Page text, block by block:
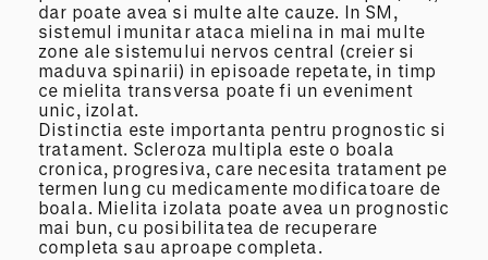
dar poate avea si multe alte cauze. In SM,
sistemul imunitar ataca mielina in mai multe
zone ale sistemului nervos central (creier si
maduva spinarii) in episoade repetate, in timp
ce mielita transversa poate fi un eveniment
unic, izolat.
Distinctia este importanta pentru prognostic si
tratament. Scleroza multipla este o boala
cronica, progresiva, care necesita tratament pe
termen lung cu medicamente modificatoare de
boala. Mielita izolata poate avea un prognostic
mai bun, cu posibilitatea de recuperare
completa sau aproape completa.